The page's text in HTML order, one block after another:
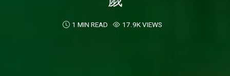
1 MIN READ 17.9K VIEWS